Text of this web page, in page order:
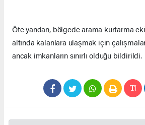
Öte yandan, bölgede arama kurtarma
altında kalanlara ulaşmak için
ancak imkanların sınırlı olduğu bildirildi.